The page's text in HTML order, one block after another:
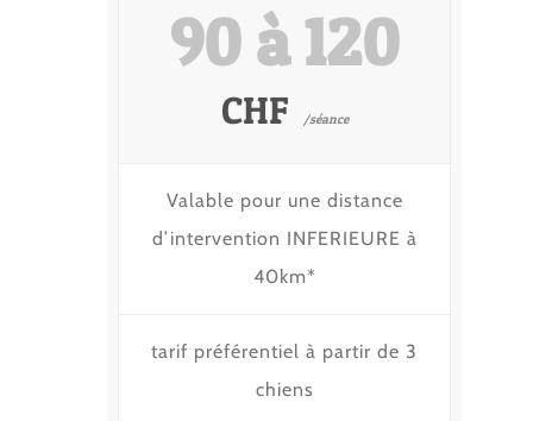
90 à 120
CHF /séance
Valable pour une distance
d’intervention INFERIEURE à
40km*
tarif préférentiel à partir de 3
chiens